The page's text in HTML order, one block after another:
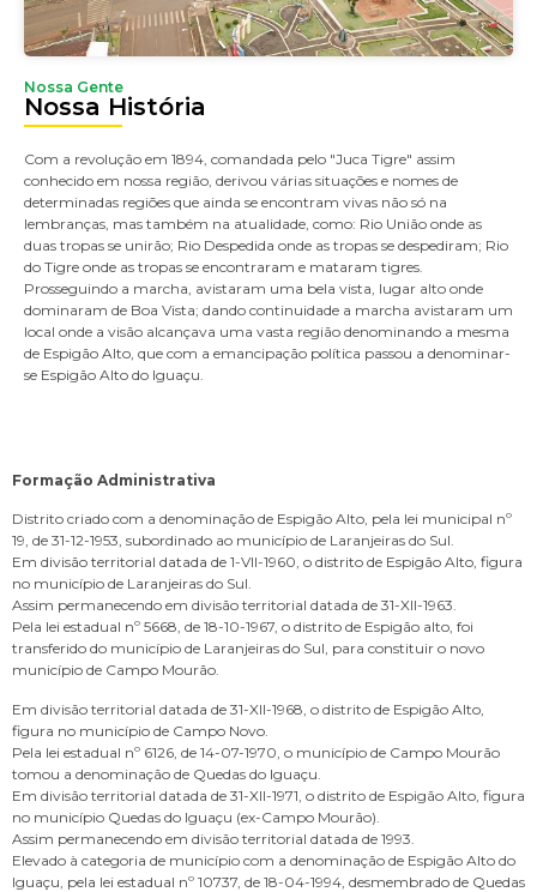
Nossa Gente
Nossa História
Com a revolução em 1894, comandada pelo ″Juca Tigre″ assim
conhecido em nossa região, derivou várias situações e nomes de
determinadas regiões que ainda se encontram vivas não só na
lembranças, mas também na atualidade, como: Rio União onde as
duas tropas se unirão; Rio Despedida onde as tropas se despediram; Rio
do Tigre onde as tropas se encontraram e mataram tigres.
Prosseguindo a marcha, avistaram uma bela vista, lugar alto onde
dominaram de Boa Vista; dando continuidade a marcha avistaram um
local onde a visão alcançava uma vasta região denominando a mesma
de Espigão Alto, que com a emancipação política passou a denominar-
se Espigão Alto do Iguaçu.
Formação Administrativa
Distrito criado com a denominação de Espigão Alto, pela lei municipal nº
19, de 31-12-1953, subordinado ao município de Laranjeiras do Sul.
Em divisão territorial datada de 1-VII-1960, o distrito de Espigão Alto, figura
no município de Laranjeiras do Sul.
Assim permanecendo em divisão territorial datada de 31-XII-1963.
Pela lei estadual nº 5668, de 18-10-1967, o distrito de Espigão alto, foi
transferido do município de Laranjeiras do Sul, para constituir o novo
município de Campo Mourão.
Em divisão territorial datada de 31-XII-1968, o distrito de Espigão Alto,
figura no município de Campo Novo.
Pela lei estadual nº 6126, de 14-07-1970, o município de Campo Mourão
tomou a denominação de Quedas do Iguaçu.
Em divisão territorial datada de 31-XII-1971, o distrito de Espigão Alto, figura
no município Quedas do Iguaçu (ex-Campo Mourão).
Assim permanecendo em divisão territorial datada de 1993.
Elevado à categoria de município com a denominação de Espigão Alto do
Iguaçu, pela lei estadual nº 10737, de 18-04-1994, desmembrado de Quedas